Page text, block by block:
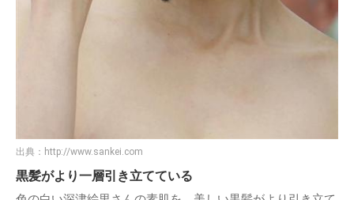
出典： http://www.sankei.com
黒髪がより一層引き立てている